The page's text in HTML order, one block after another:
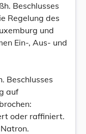
Beschlusses
Regelung des
und
Ein-, Aus- und
Beschlusses
auf
oder raffiniert.